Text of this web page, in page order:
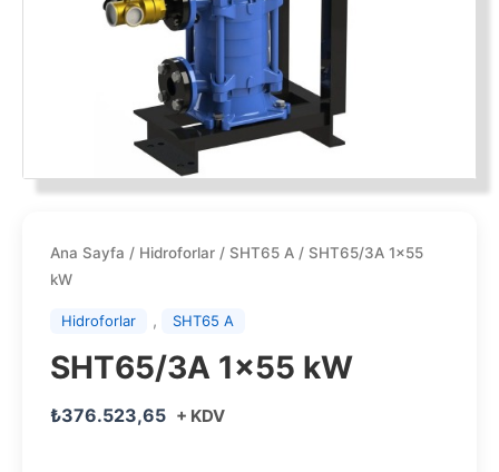
Ana Sayfa / Hidroforlar / SHT65 A / SHT65/3A 1×55
kW
Hidroforlar , SHT65 A
SHT65/3A 1×55 kW
₺376.523,65 + KDV